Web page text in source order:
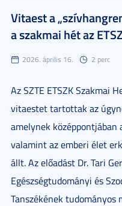
Vitaest a
a szakmai hét az
2026. április 16. 2 perc
Az SZTE ETSZK Szakmai
vitaestet tartottak az
amelynek középpontjában
valamint az emberi élet
állt. Az előadást Dr. Tari
Egészségtudományi és
Tanszékének tudományos